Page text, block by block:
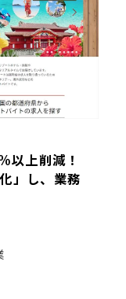
上削減！
」し、業務